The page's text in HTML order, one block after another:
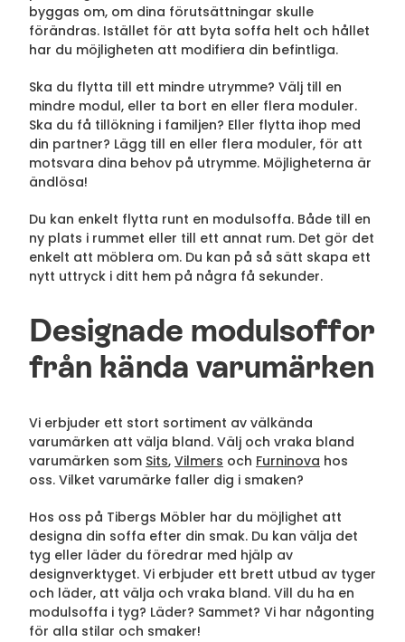
byggas om, om dina förutsättningar skulle
förändras. Istället för att byta soffa helt och hållet
har du möjligheten att modifiera din befintliga.
Ska du flytta till ett mindre utrymme? Välj till en
mindre modul, eller ta bort en eller flera moduler.
Ska du få tillökning i familjen? Eller flytta ihop med
din partner? Lägg till en eller flera moduler, för att
motsvara dina behov på utrymme. Möjligheterna är
ändlösa!
Du kan enkelt flytta runt en modulsoffa. Både till en
ny plats i rummet eller till ett annat rum. Det gör det
enkelt att möblera om. Du kan på så sätt skapa ett
nytt uttryck i ditt hem på några få sekunder.
Designade modulsoffor
från kända varumärken
Vi erbjuder ett stort sortiment av välkända
varumärken att välja bland. Välj och vraka bland
varumärken som Sits, Vilmers och Furninova hos
oss. Vilket varumärke faller dig i smaken?
Hos oss på Tibergs Möbler har du möjlighet att
designa din soffa efter din smak. Du kan välja det
tyg eller läder du föredrar med hjälp av
designverktyget. Vi erbjuder ett brett utbud av tyger
och läder, att välja och vraka bland. Vill du ha en
modulsoffa i tyg? Läder? Sammet? Vi har någonting
för alla stilar och smaker!